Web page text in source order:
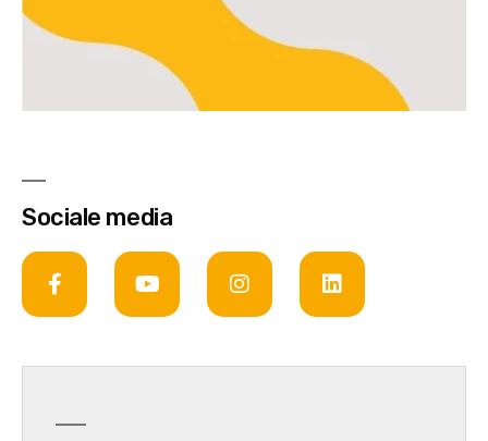
Sociale media